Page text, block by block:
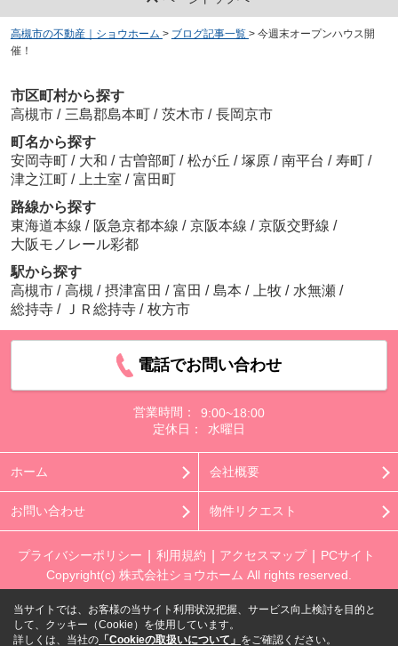
高槻市の不動産｜ショウホーム > ブログ記事一覧 > 今週末オープンハウス開
催！
市区町村から探す
高槻市 / 三島郡島本町 / 茨木市 / 長岡京市
町名から探す
安岡寺町 / 大和 / 古曽部町 / 松が丘 / 塚原 / 南平台 / 寿町 /
津之江町 / 上土室 / 富田町
路線から探す
東海道本線 / 阪急京都本線 / 京阪本線 / 京阪交野線 /
大阪モノレール彩都
駅から探す
高槻市 / 高槻 / 摂津富田 / 富田 / 島本 / 上牧 / 水無瀬 /
総持寺 / ＪＲ総持寺 / 枚方市
電話でお問い合わせ
営業時間：
9:00~18:00
定休日：
水曜日
ホーム 会社概要
お問い合わせ 物件リクエスト
プライバシーポリシー 利用規約 アクセスマップ
PCサイト
Copyright(c) 株式会社ショウホーム All rights reserved.
当サイトでは、お客様の当サイト利用状況把握、サービス向上検討を目的と
して、クッキー（Cookie）を使用しています。
詳しくは、当社の 「Cookieの取扱いについて」 をご確認ください。